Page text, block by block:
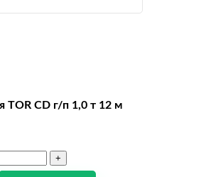
TOR CD г/п 1,0 т 12 м